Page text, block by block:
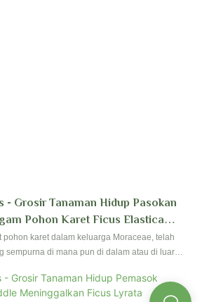
- Grosir Tanaman Hidup Pasokan
Pohon Karet Ficus Elastica
pohon karet dalam keluarga Moraceae, telah
sempurna di mana pun di dalam atau di luar
berkualitas tinggi sejak pendirian dimulai.
reservasi dan perkebunan untuk pembibitan